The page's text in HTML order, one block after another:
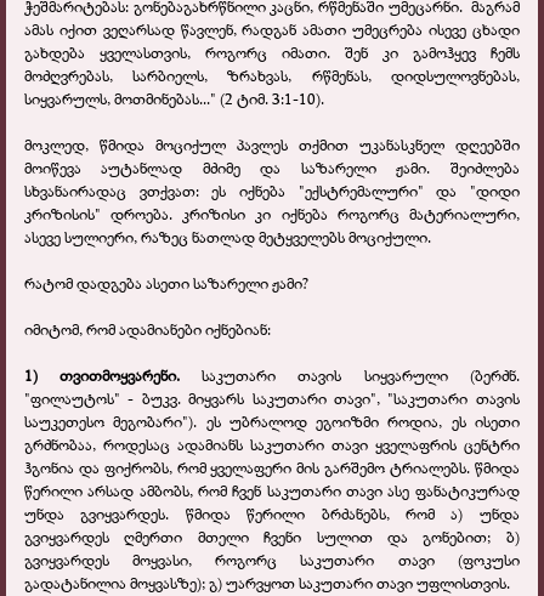
ჭეშმარიტებას: გონებაგახრწნილი კაცნი, რწმენაში უმეცარნი. მაგრამ
ამას იქით ვეღარსად წავლენ, რადგან ამათი უმეცრება ისევე ცხადი
გახდება ყველასთვის, როგორც იმათი. შენ კი გამოჰყევ ჩემს
მოძღვრებას, სარბიელს, ზრახვას, რწმენას, დიდსულოვნებას,
სიყვარულს, მოთმინებას..." (2 ტიმ. 3:1-10).
მოკლედ, წმიდა მოციქულ პავლეს თქმით უკანასკნელ დღეებში
მოიწევა აუტანლად მძიმე და საზარელი ჟამი. შეიძლება
სხვანაირადაც ვთქვათ: ეს იქნება "ექსტრემალური" და "დიდი
კრიზისის" დროება. კრიზისი კი იქნება როგორც მატერიალური,
ასევე სულიერი, რაზეც ნათლად მეტყველებს მოციქული.
რატომ დადგება ასეთი საზარელი ჟამი?
იმიტომ, რომ ადამიანები იქნებიან:
1) თვითმოყვარენი.საკუთარი თავის სიყვარული (ბერძნ.
"ფილაუტოს" - ბუკვ. მიყვარს საკუთარი თავი", "საკუთარი თავის
საუკეთესო მეგობარი"). ეს უბრალოდ ეგოიზმი როდია, ეს ისეთი
გრძნობაა, როდესაც ადამიანს საკუთარი თავი ყველაფრის ცენტრი
ჰგონია და ფიქრობს, რომ ყველაფერი მის გარშემო ტრიალებს. წმიდა
წერილი არსად ამბობს, რომ ჩვენ საკუთარი თავი ასე ფანატიკურად
უნდა გვიყვარდეს. წმიდა წერილი ბრძანებს, რომ ა) უნდა
გვიყვარდეს ღმერთი მთელი ჩვენი სულით და გონებით; ბ)
გვიყვარდეს მოყვასი, როგორც საკუთარი თავი (ფოკუსი
გადატანილია მოყვასზე); გ) უარვყოთ საკუთარი თავი უფლისთვის.